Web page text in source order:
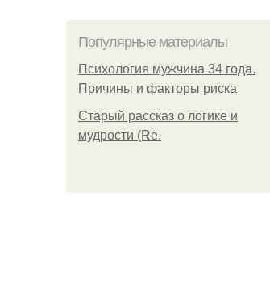
Популярные материалы
Психология мужчина 34 года.
Причины и факторы риска
Старый рассказ о логике и
мудрости (Re.